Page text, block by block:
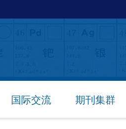
国际交流 期刊集群